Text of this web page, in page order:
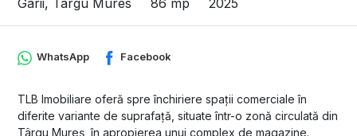
Garii, Targu Mures
86 mp 2025
WhatsApp Facebook
TLB Imobiliare oferă spre închiriere spații comerciale în
diferite variante de suprafață, situate într-o zonă circulată din
Târgu Mureș, în apropierea unui complex de magazine.